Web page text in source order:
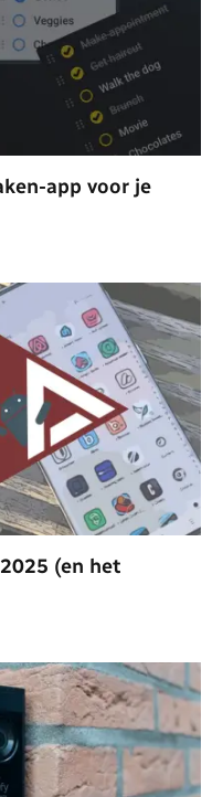
app voor je
(en het